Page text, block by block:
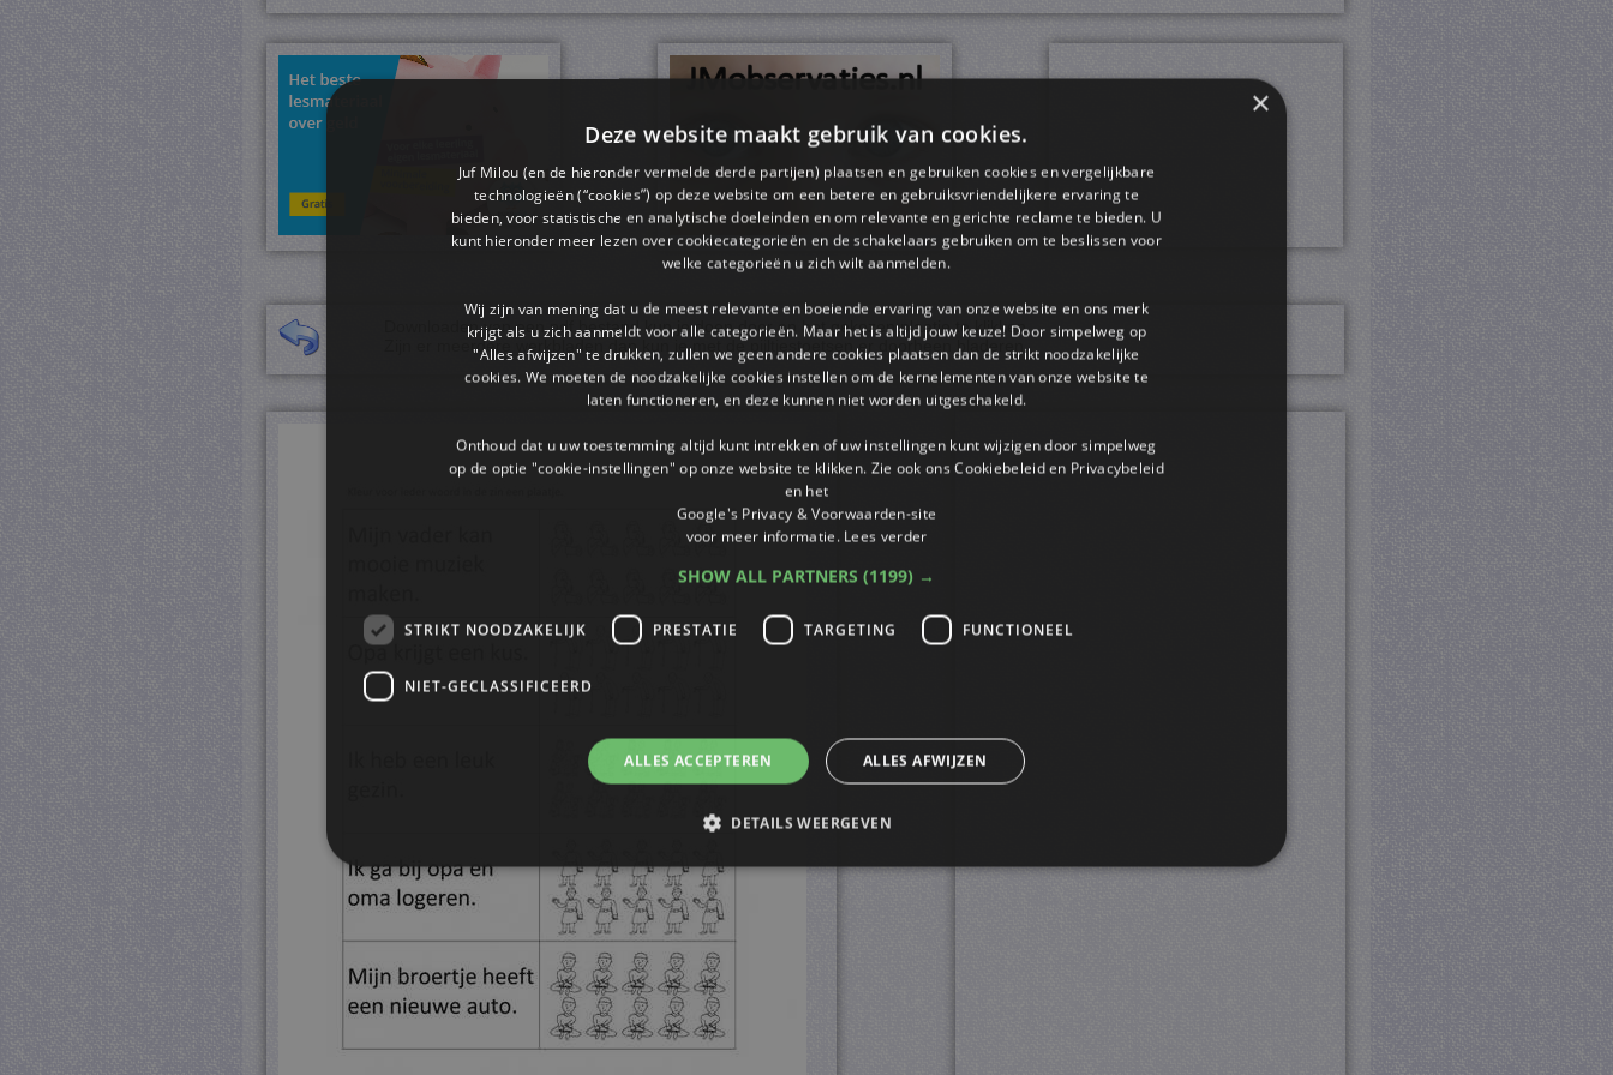
Downloaden van een pdf bestand kun je doen door op het gekozen plaatje te klikken.
Zijn er meerdere werkbladen dan kun je met de pijltjestoetsen er doorheen bladeren.
×
Deze website maakt gebruik van cookies.
Juf Milou (en de hieronder vermelde derde partijen) plaatsen en gebruiken cookies en vergelijkbare
technologieën (“cookies”) op deze website om een ​​betere en gebruiksvriendelijkere ervaring te
bieden, voor statistische en analytische doeleinden en om relevante en gerichte reclame te bieden. U
kunt hieronder meer lezen over cookiecategorieën en de schakelaars gebruiken om te beslissen voor
welke categorieën u zich wilt aanmelden.
Wij zijn van mening dat u de meest relevante en boeiende ervaring van onze website en ons merk
krijgt als u zich aanmeldt voor alle categorieën. Maar het is altijd jouw keuze! Door simpelweg op
"Alles afwijzen" te drukken, zullen we geen andere cookies plaatsen dan de strikt noodzakelijke
cookies. We moeten de noodzakelijke cookies instellen om de kernelementen van onze website te
laten functioneren, en deze kunnen niet worden uitgeschakeld.
Onthoud dat u uw toestemming altijd kunt intrekken of uw instellingen kunt wijzigen door simpelweg
op de optie "cookie-instellingen" op onze website te klikken. Zie ook ons ​​Cookiebeleid en Privacybeleid
en het
Google's Privacy & Voorwaarden-site
voor meer informatie. Lees verder
SHOW ALL PARTNERS (1199) →
STRIKT NOODZAKELIJK PRESTATIE TARGETING FUNCTIONEEL
NIET-GECLASSIFICEERD
ALLES ACCEPTEREN ALLES AFWIJZEN
DETAILS WEERGEVEN
Strikt noodzakelijk Prestatie
Strikt noodzakelijke cookies maken de kernfunctionaliteiten van de website mogelijk, zoals gebruikersaanmelding en accountbeheer. De
website kan niet goed worden gebruikt zonder de strikt noodzakelijke cookies.
Provider
Domein
Vervaldatum